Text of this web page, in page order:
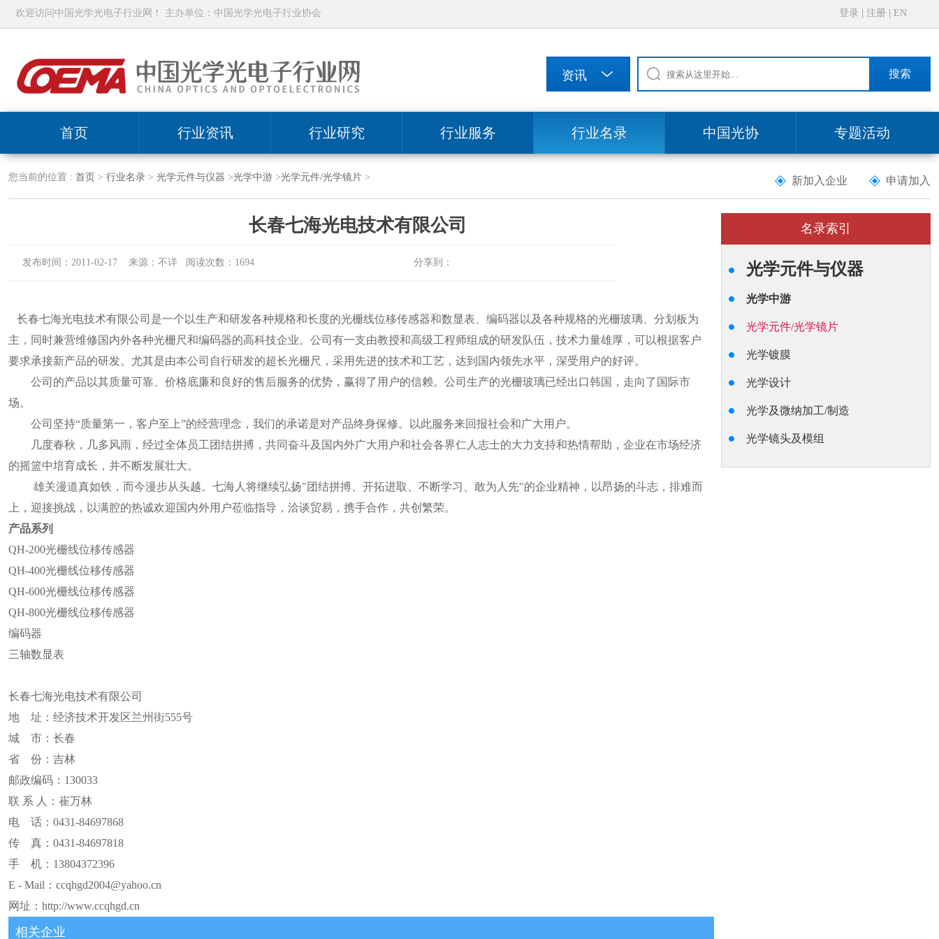
欢迎访问中国光学光电子行业网！ 主办单位：中国光学光电子行业协会 登录 注册 EN
搜索
首页 行业资讯 行业研究 行业服务 行业名录 中国光协 专题活动
您当前的位置 : 首页 > 行业名录 > 光学元件与仪器 >光学中游 >光学元件/光学镜片 > 新加入企业 申请加入
长春七海光电技术有限公司
发布时间：2011-02-17 来源：不详 阅读次数：1694 分享到：
长春七海光电技术有限公司是一个以生产和研发各种规格和长度的光栅线位移传感器和数显表、编码器以及各种规格的光栅玻璃、分划板为
主，同时兼营维修国内外各种光栅尺和编码器的高科技企业。公司有一支由教授和高级工程师组成的研发队伍，技术力量雄厚，可以根据客户
要求承接新产品的研发。尤其是由本公司自行研发的超长光栅尺，采用先进的技术和工艺，达到国内领先水平，深受用户的好评。
公司的产品以其质量可靠、价格底廉和良好的售后服务的优势，赢得了用户的信赖。公司生产的光栅玻璃已经出口韩国，走向了国际市
场。
公司坚持“质量第一，客户至上”的经营理念，我们的承诺是对产品终身保修。以此服务来回报社会和广大用户。
几度春秋，几多风雨，经过全体员工团结拼搏，共同奋斗及国内外广大用户和社会各界仁人志士的大力支持和热情帮助，企业在市场经济
的摇篮中培育成长，并不断发展壮大。
雄关漫道真如铁，而今漫步从头越。七海人将继续弘扬"团结拼搏、开拓进取、不断学习、敢为人先"的企业精神，以昂扬的斗志，排难而
上，迎接挑战，以满腔的热诚欢迎国内外用户莅临指导，洽谈贸易，携手合作，共创繁荣。
产品系列
QH-200光栅线位移传感器
QH-400光栅线位移传感器
QH-600光栅线位移传感器
QH-800光栅线位移传感器
编码器
三轴数显表
长春七海光电技术有限公司
地 址：经济技术开发区兰州街555号
城 市：长春
省 份：吉林
邮政编码：130033
联 系 人：崔万林
电 话：0431-84697868
传 真：0431-84697818
手 机：13804372396
E - Mail：ccqhgd2004@yahoo.cn
网址： http://www.ccqhgd.cn
相关企业
名录索引
光学元件与仪器
光学中游
光学元件/光学镜片
光学镀膜
光学设计
光学及微纳加工/制造
光学镜头及模组